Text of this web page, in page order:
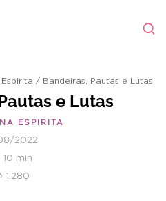
/ Bandeiras, Pautas e Lutas
e Lutas
ESPIRITA
2022
10 min
1.280